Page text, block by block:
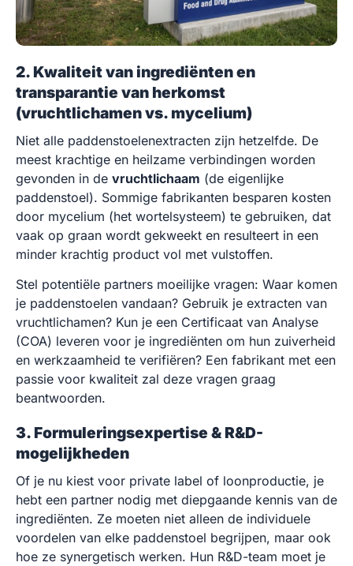
2. Kwaliteit van ingrediënten en
transparantie van herkomst
(vruchtlichamen vs. mycelium)
Niet alle paddenstoelenextracten zijn hetzelfde. De
meest krachtige en heilzame verbindingen worden
gevonden in de vruchtlichaam (de eigenlijke
paddenstoel). Sommige fabrikanten besparen kosten
door mycelium (het wortelsysteem) te gebruiken, dat
vaak op graan wordt gekweekt en resulteert in een
minder krachtig product vol met vulstoffen.
Stel potentiële partners moeilijke vragen: Waar komen
je paddenstoelen vandaan? Gebruik je extracten van
vruchtlichamen? Kun je een Certificaat van Analyse
(COA) leveren voor je ingrediënten om hun zuiverheid
en werkzaamheid te verifiëren? Een fabrikant met een
passie voor kwaliteit zal deze vragen graag
beantwoorden.
3. Formuleringsexpertise & R&D-
mogelijkheden
Of je nu kiest voor private label of loonproductie, je
hebt een partner nodig met diepgaande kennis van de
ingrediënten. Ze moeten niet alleen de individuele
voordelen van elke paddenstoel begrijpen, maar ook
hoe ze synergetisch werken. Hun R&D-team moet je